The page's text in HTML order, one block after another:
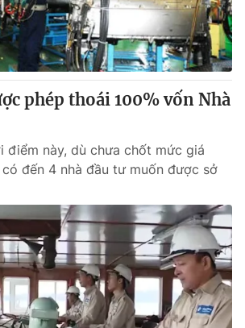
phép thoái 100% vốn Nhà
điểm này, dù chưa chốt mức giá
đến 4 nhà đầu tư muốn được sở